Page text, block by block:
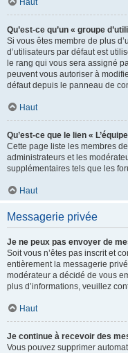
Haut
Qu’est-ce qu’un « groupe
Si vous êtes membre de plus
d’utilisateurs par défaut est
le rang qui vous sera assigné
peuvent vous autoriser à
défaut depuis le panneau de
Haut
Qu’est-ce que le lien «
Cette page liste les membres
administrateurs et les
supplémentaires tels que les
Haut
Messagerie privée
Je ne peux pas envoyer de
Soit vous n’êtes pas inscrit et
entièrement la messagerie
modérateur a décidé de vous
plus d’informations, veuillez
Haut
Je continue à recevoir des
Vous pouvez supprimer